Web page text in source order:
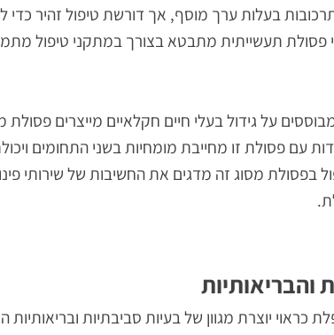
ייחודית הכוללת חוזרי ענבים, זרעי ענבים,
תעשייתית מתבטא בצורך במתקני טיפול
על גידול בעלי חיים חקלאיים מייצרים פסולת